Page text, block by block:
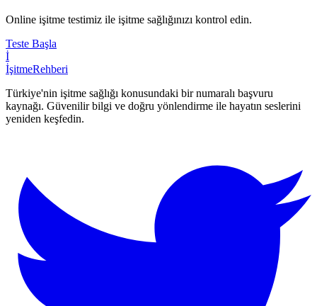
Online işitme testimiz ile işitme sağlığınızı kontrol edin.
Teste Başla
İ
İşitmeRehberi
Türkiye'nin işitme sağlığı konusundaki bir numaralı başvuru
kaynağı. Güvenilir bilgi ve doğru yönlendirme ile hayatın seslerini
yeniden keşfedin.